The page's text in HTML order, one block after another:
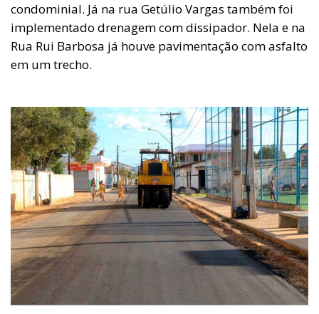
condominial. Já na rua Getúlio Vargas também foi
implementado drenagem com dissipador. Nela e na
Rua Rui Barbosa já houve pavimentação com asfalto
em um trecho.